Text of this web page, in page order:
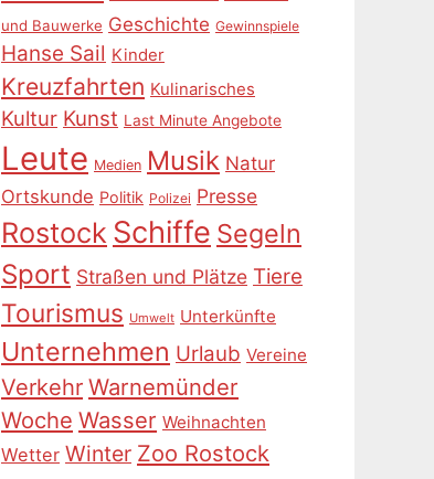
und Bauwerke Geschichte Gewinnspiele
Hanse Sail Kinder
Kreuzfahrten Kulinarisches
Kultur Kunst Last Minute Angebote
Leute Medien Musik Natur
Ortskunde Politik Polizei Presse
Rostock Schiffe Segeln
Sport Straßen und Plätze Tiere
Tourismus Umwelt Unterkünfte
Unternehmen Urlaub Vereine
Verkehr Warnemünder
Woche Wasser Weihnachten
Wetter Winter Zoo Rostock